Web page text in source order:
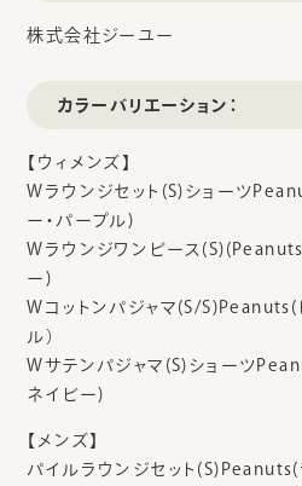
株式会社ジーユー
カラーバリエーション：
【ウィメンズ】
Wラウンジセット(S)ショーツ
ー・パープル)
Wラウンジワンピース
ー)
Wコットンパジャマ(S/S)Peanuts(
ル）
Wサテンパジャマ(S)ショーツ
ネイビー)
【メンズ】
パイルラウンジセット(S)Peanuts(